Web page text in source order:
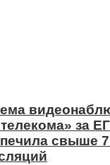
за
свыше